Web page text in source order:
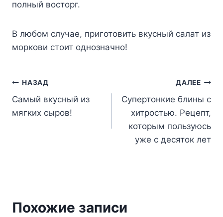
полный восторг.
В любом случае, приготовить вкусный салат из
моркови стоит однозначно!
Навигация
по
НАЗАД
Самый вкусный из
мягких сыров!
ДАЛЕЕ
Супертонкие блины с
хитростью. Рецепт,
которым пользуюсь
уже с десяток лет
Похожие записи